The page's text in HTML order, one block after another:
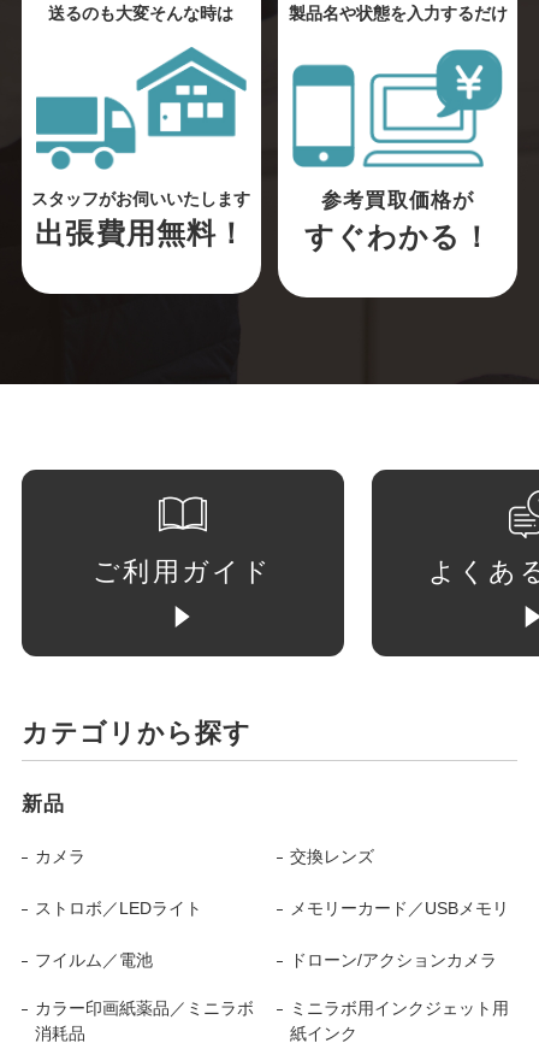
送るのも大変そんな時は
スタッフがお伺いいたします
出張費用無料！
製品名や状態を入力するだけ
参考買取価格が
すぐわかる！
ご利用ガイド よくあ
カテゴリから探す
新品
カメラ 交換レンズ
ストロボ／LEDライト メモリーカード／USBメモリ
フイルム／電池 ドローン/アクションカメラ
カラー印画紙薬品／ミニラボ
消耗品
ミニラボ用インクジェット用
紙インク